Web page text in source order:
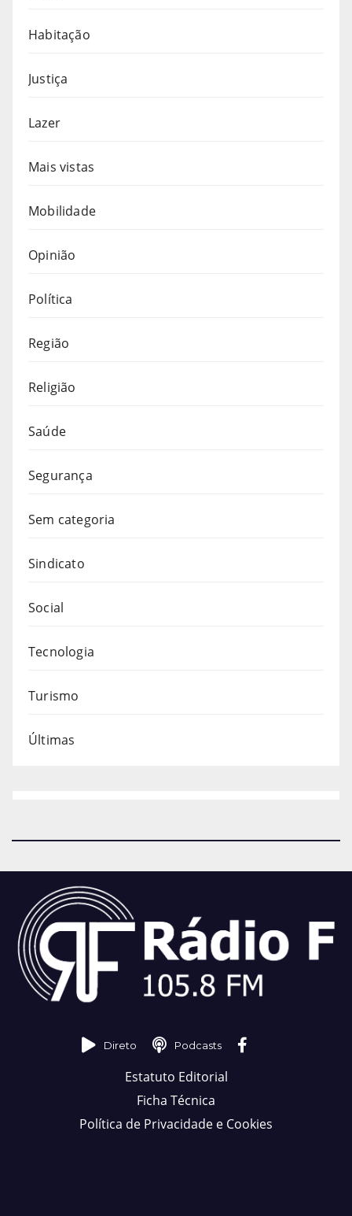
Habitação
Justiça
Lazer
Mais vistas
Mobilidade
Opinião
Política
Região
Religião
Saúde
Segurança
Sem categoria
Sindicato
Social
Tecnologia
Turismo
Últimas
Direto Podcasts
Estatuto Editorial
Ficha Técnica
Política de Privacidade e Cookies